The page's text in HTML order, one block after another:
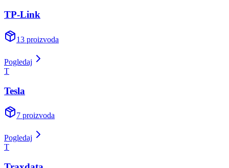
TP-Link
13 proizvoda
Pogledaj
T
Tesla
7 proizvoda
Pogledaj
T